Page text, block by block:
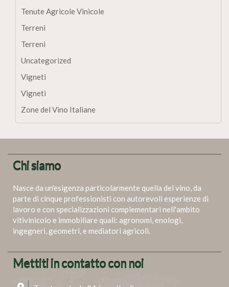
Tenute Agricole Vinicole
Terreni
Terreni
Uncategorized
Vigneti
Vigneti
Zone del Vino Italiane
Chi siamo
Nasce da un'esigenza particolarmente quella del vino, da
parte di cinque professionisti con autorevoli esperienze di
lavoro e con specializzazioni complementari nell'ambito
vitivinicolo e immobiliare quali: agronomi, enologi,
ingegneri, geometri, e mediatori agricoli.
Mettiti in contatto con noi